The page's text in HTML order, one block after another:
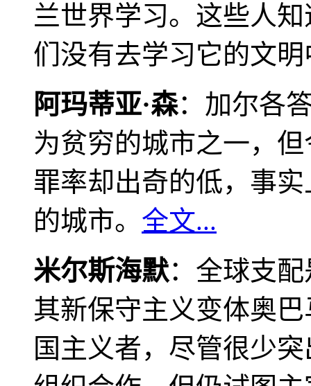
兰世界学习。这些人
们没有去学习它的文
阿玛蒂亚·森：加尔各
为贫穷的城市之一，
罪率却出奇的低，事
的城市。 全文...
米尔斯海默：全球支
其新保守主义变体奥
国主义者，尽管很少